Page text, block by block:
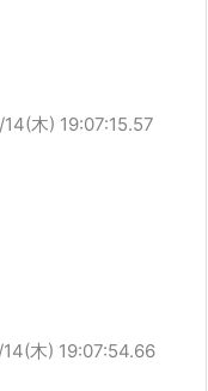
木) 19:07:15.57
木) 19:07:54.66